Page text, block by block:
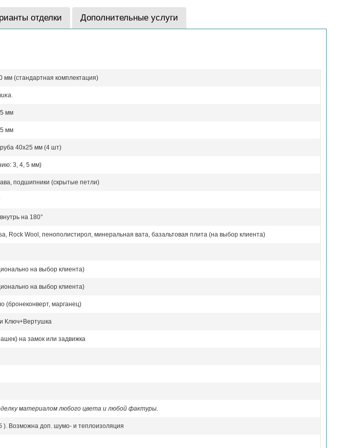
отделки Дополнительные услуги
мм (стандартная комплектация)
мм
мм
40х25 мм (4 шт)
3, 4, 5 мм)
подшипники (скрытые петли)
на 180°
Rock Wool, пенополистирол, минеральная вата, базальтовая плита (на выбор клиента)
на выбор клиента)
на выбор клиента)
(бронеконверт, марганец)
Ключ+Вертушка
на замок или задвижка
материалом любого цвета и любой фактуры.
). Возможна доп. шумо- и теплоизоляция